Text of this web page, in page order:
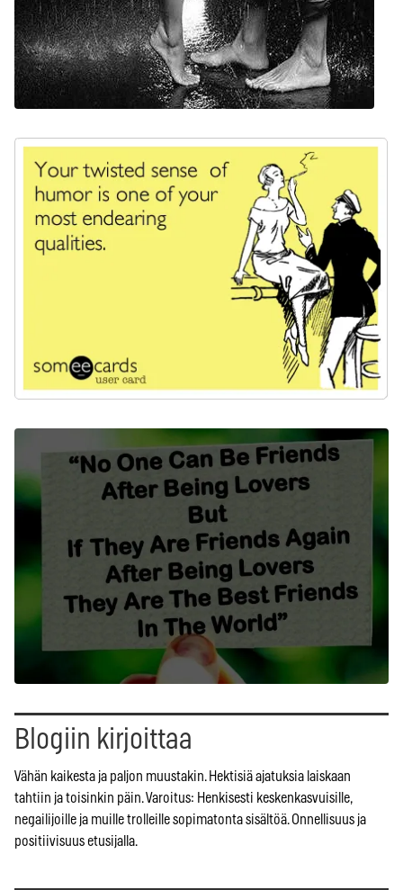
Blogiin kirjoittaa
Vähän kaikesta ja paljon muustakin. Hektisiä ajatuksia laiskaan
tahtiin ja toisinkin päin. Varoitus: Henkisesti keskenkasvuisille,
negailijoille ja muille trolleille sopimatonta sisältöä. Onnellisuus ja
positiivisuus etusijalla.